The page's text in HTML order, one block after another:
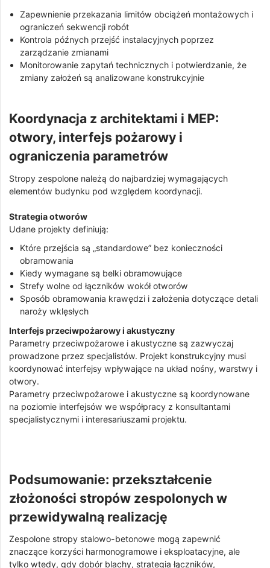
Zapewnienie przekazania limitów obciążeń montażowych i
ograniczeń sekwencji robót
Kontrola późnych przejść instalacyjnych poprzez
zarządzanie zmianami
Monitorowanie zapytań technicznych i potwierdzanie, że
zmiany założeń są analizowane konstrukcyjnie
Koordynacja z architektami i MEP:
otwory, interfejs pożarowy i
ograniczenia parametrów
Stropy zespolone należą do najbardziej wymagających
elementów budynku pod względem koordynacji.
Strategia otworów
Udane projekty definiują:
Które przejścia są „standardowe” bez konieczności
obramowania
Kiedy wymagane są belki obramowujące
Strefy wolne od łączników wokół otworów
Sposób obramowania krawędzi i założenia dotyczące detali
naroży wklęsłych
Interfejs przeciwpożarowy i akustyczny
Parametry przeciwpożarowe i akustyczne są zazwyczaj
prowadzone przez specjalistów. Projekt konstrukcyjny musi
koordynować interfejsy wpływające na układ nośny, warstwy i
otwory.
Parametry przeciwpożarowe i akustyczne są koordynowane
na poziomie interfejsów we współpracy z konsultantami
specjalistycznymi i interesariuszami projektu.
Podsumowanie: przekształcenie
złożoności stropów zespolonych w
przewidywalną realizację
Zespolone stropy stalowo-betonowe mogą zapewnić
znaczące korzyści harmonogramowe i eksploatacyjne, ale
tylko wtedy, gdy dobór blachy, strategia łączników,